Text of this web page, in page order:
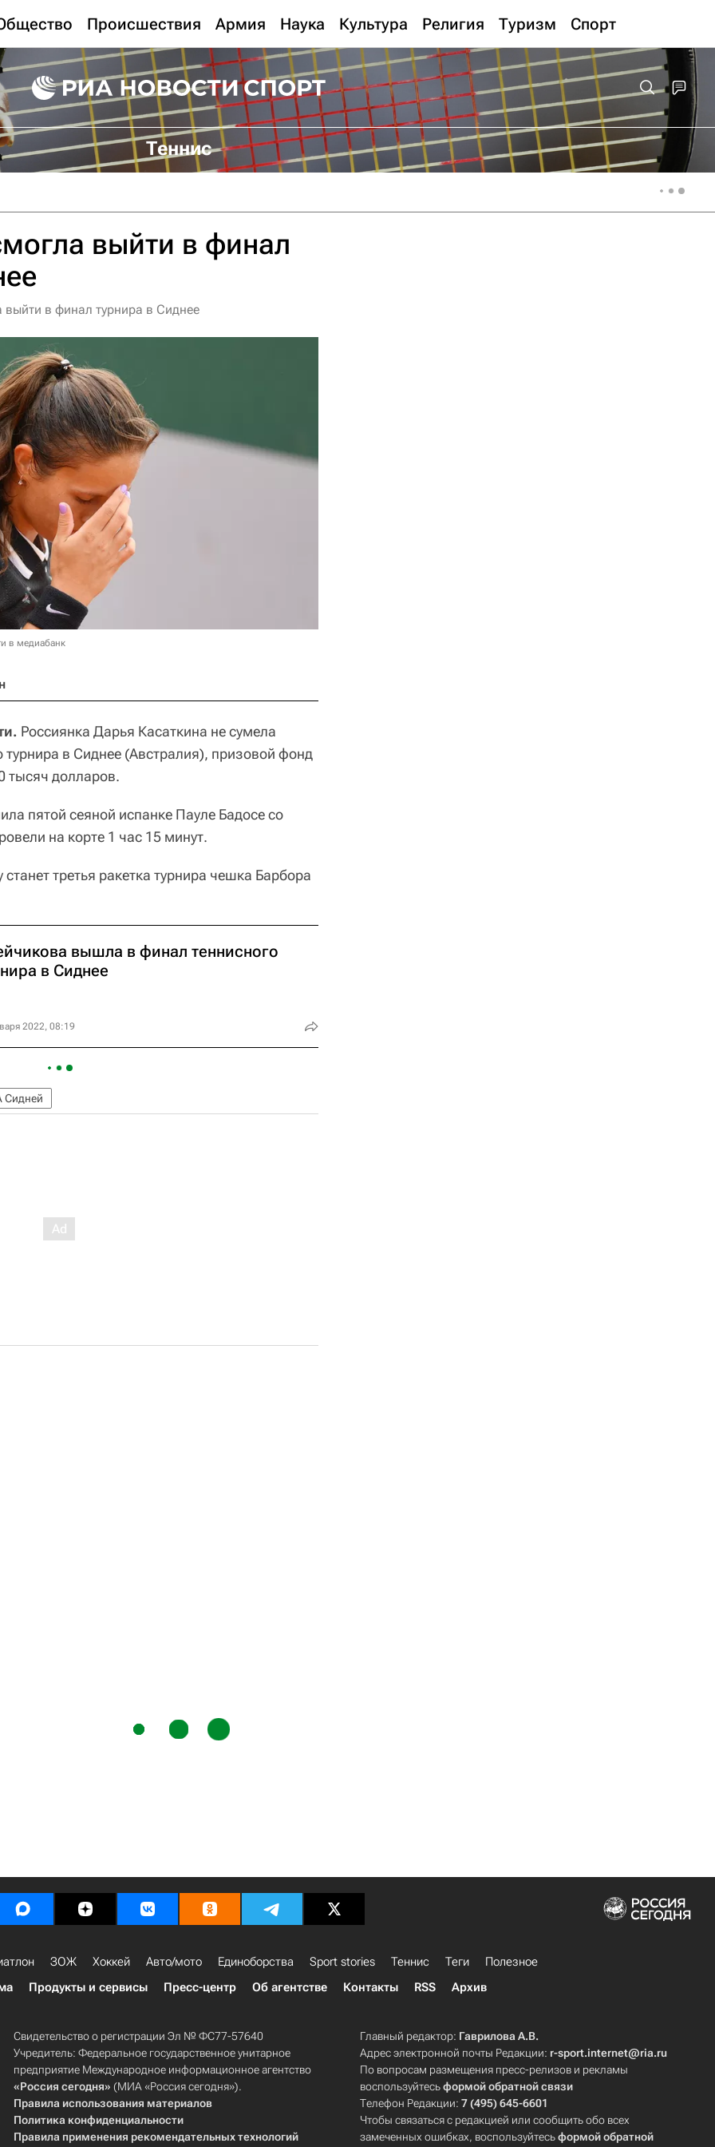
Происшествия Армия Наука Культура Религия Туризм Спорт
Теннис
выйти в финал
выйти в финал турнира в Сиднее
в медиабанк
Россиянка Дарья Касаткина не сумела
турнира в Сиднее (Австралия), призовой фонд
тысяч долларов.
пятой сеяной испанке Пауле Бадосе со
на корте 1 час 15 минут.
третья ракетка турнира чешка Барбора
вышла в финал теннисного
в Сиднее
2022, 08:19
Сидней
ЗОЖ Хоккей Авто/мото Единоборства Sport stories Теннис Теги
Полезное
Продукты и сервисы Пресс-центр Об агентстве Контакты RSS Архив
Свидетельство о регистрации Эл № ФС77-57640
Учредитель: Федеральное государственное унитарное
предприятие Международное информационное агентство
«Россия сегодня» (МИА «Россия сегодня»).
Правила использования материалов
Политика конфиденциальности
Правила применения рекомендательных технологий
Главный редактор: Гаврилова А.В.
Адрес электронной почты Редакции: r-sport.internet@ria.ru
По вопросам размещения пресс-релизов и рекламы
воспользуйтесьформой обратной связи
Телефон Редакции:7 (495) 645-6601
Чтобы связаться с редакцией или сообщить обо всех
замеченных ошибках, воспользуйтесьформой обратной